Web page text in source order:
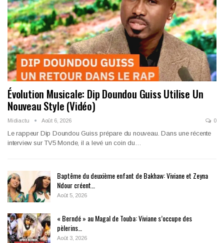
Évolution Musicale: Dip Doundou Guiss Utilise Un
Nouveau Style (Vidéo)
Midiactu Août 6, 2026 0
Le rappeur Dip Doundou Guiss prépare du nouveau. Dans une récente
interview sur TV5 Monde, il a levé un coin du…
Baptême du deuxième enfant de Bakhaw: Viviane et Zeyna
Ndour créent…
Août 5, 2026
« Berndé » au Magal de Touba: Viviane s’occupe des
pèlerins…
Août 3, 2026